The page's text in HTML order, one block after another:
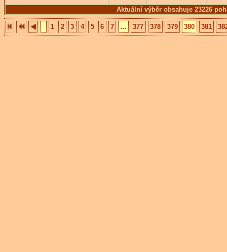
Aktuální výběr obsahuje 23226
1 2 3 4 5 6 7 ... 377 378 379 380 381